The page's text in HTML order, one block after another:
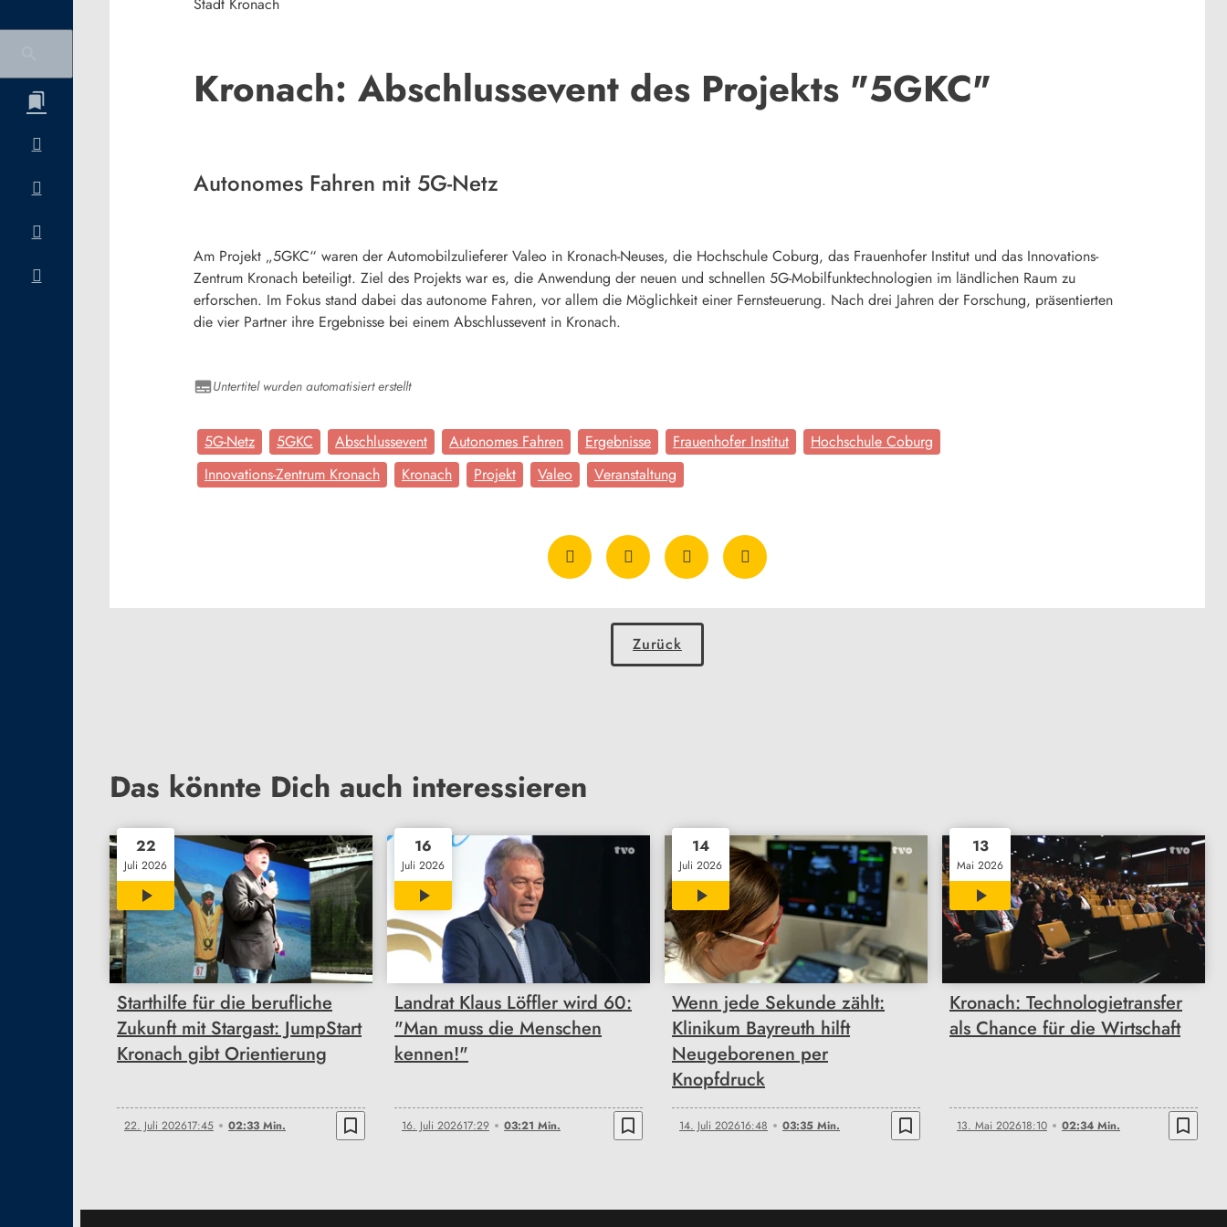
Stadt Kronach
Kronach: Abschlussevent des Projekts "5GKC"
Autonomes Fahren mit 5G-Netz
Am Projekt „5GKC“ waren der Automobilzulieferer Valeo in Kronach-Neuses, die Hochschule Coburg, das Frauenhofer Institut und das Innovations-
Zentrum Kronach beteiligt. Ziel des Projekts war es, die Anwendung der neuen und schnellen 5G-Mobilfunktechnologien im ländlichen Raum zu
erforschen. Im Fokus stand dabei das autonome Fahren, vor allem die Möglichkeit einer Fernsteuerung. Nach drei Jahren der Forschung, präsentierten
die vier Partner ihre Ergebnisse bei einem Abschlussevent in Kronach.
Untertitel wurden automatisiert erstellt
5G-Netz 5GKC Abschlussevent Autonomes Fahren Ergebnisse Frauenhofer Institut
Hochschule Coburg
Innovations-Zentrum Kronach
Kronach Projekt Valeo Veranstaltung
Zurück
Das könnte Dich auch interessieren
22
Juli 2026
02:33
Starthilfe für die berufliche
Zukunft mit Stargast: JumpStart
Kronach gibt Orientierung
22. Juli 202617:45 02:33 Min. bookmark_border
16
Juli 2026
03:21
Landrat Klaus Löffler wird 60:
"Man muss die Menschen
kennen!"
16. Juli 202617:29 03:21 Min. bookmark_border
14
Juli 2026
03:35
Wenn jede Sekunde zählt:
Klinikum Bayreuth hilft
Neugeborenen per
Knopfdruck
14. Juli 202616:48 03:35 Min. bookmark_border
13
Mai 2026
02:34
Kronach: Technologietransfer
als Chance für die Wirtschaft
13. Mai 202618:10 02:34 Min. bookmark_border